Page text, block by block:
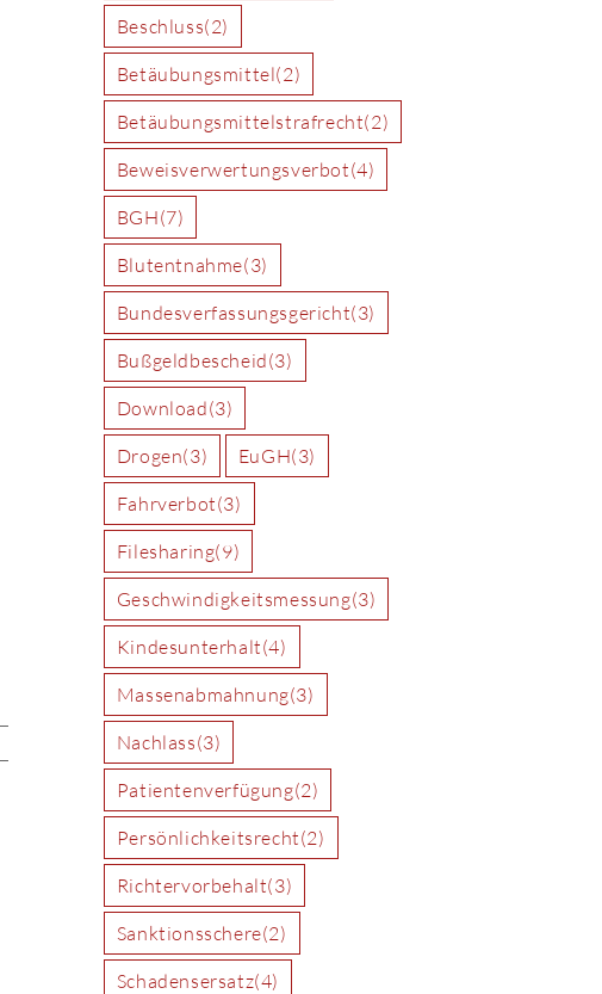
Beschluss(2)
Betäubungsmittel(2)
Betäubungsmittelstrafrecht(2)
Beweisverwertungsverbot(4)
BGH(7)
Blutentnahme(3)
Bundesverfassungsgericht(3)
Bußgeldbescheid(3)
Download(3)
Drogen(3) EuGH(3)
Fahrverbot(3)
Filesharing(9)
Geschwindigkeitsmessung(3)
Kindesunterhalt(4)
Massenabmahnung(3)
Nachlass(3)
Patientenverfügung(2)
Persönlichkeitsrecht(2)
Richtervorbehalt(3)
Sanktionsschere(2)
Schadensersatz(4)